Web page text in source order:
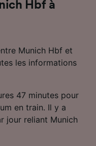
Hbf à
Munich Hbf et
les informations
47 minutes pour
en train. Il y a
jour reliant Munich